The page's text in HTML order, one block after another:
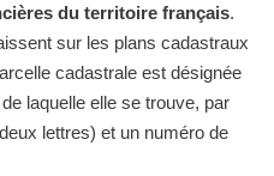
du territoire français.
sur les plans cadastraux
cadastrale est désignée
laquelle elle se trouve, par
lettres) et un numéro de